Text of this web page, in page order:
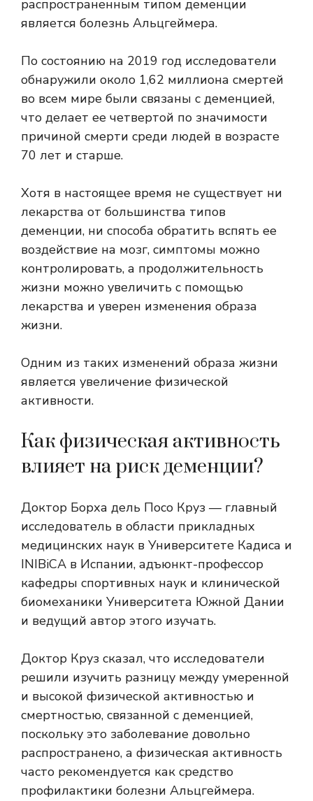
распространенным типом деменции
является болезнь Альцгеймера.
По состоянию на 2019 год исследователи
обнаружили около 1,62 миллиона смертей
во всем мире были связаны с деменцией,
что делает ее четвертой по значимости
причиной смерти среди людей в возрасте
70 лет и старше.
Хотя в настоящее время не существует ни
лекарства от большинства типов
деменции, ни способа обратить вспять ее
воздействие на мозг, симптомы можно
контролировать, а продолжительность
жизни можно увеличить с помощью
лекарства и уверен изменения образа
жизни.
Одним из таких изменений образа жизни
является увеличение физической
активности.
Как физическая активность
влияет на риск деменции?
Доктор Борха дель Посо Круз — главный
исследователь в области прикладных
медицинских наук в Университете Кадиса и
INIBiCA в Испании, адъюнкт-профессор
кафедры спортивных наук и клинической
биомеханики Университета Южной Дании
и ведущий автор этого изучать.
Доктор Круз сказал, что исследователи
решили изучить разницу между умеренной
и высокой физической активностью и
смертностью, связанной с деменцией,
поскольку это заболевание довольно
распространено, а физическая активность
часто рекомендуется как средство
профилактики болезни Альцгеймера.